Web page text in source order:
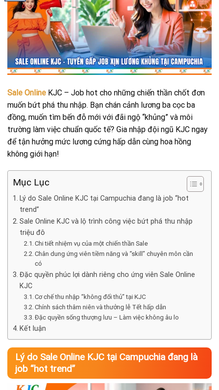
Sale Online KJC – Job hot cho những chiến thần chốt đơn
muốn bứt phá thu nhập. Bạn chán cảnh lương ba cọc ba
đồng, muốn tìm bến đỗ mới với đãi ngộ “khủng” và môi
trường làm việc chuẩn quốc tế? Gia nhập đội ngũ KJC ngay
để tận hưởng mức lương cứng hấp dẫn cùng hoa hồng
không giới hạn!
Mục Lục
Lý do Sale Online KJC tại Campuchia đang là job “hot
trend”
Sale Online KJC và lộ trình công việc bứt phá thu nhập
triệu đô
Chi tiết nhiệm vụ của một chiến thần Sale
Chân dung ứng viên tiềm năng và “skill” chuyên môn cần
có
Đặc quyền phúc lợi dành riêng cho ứng viên Sale Online
KJC
Cơ chế thu nhập “không đối thủ” tại KJC
Chính sách thâm niên và thưởng lễ Tết hấp dẫn
Đặc quyền sống thượng lưu – Làm việc không âu lo
Kết luận
Lý do Sale Online KJC tại Campuchia đang là
job “hot trend”